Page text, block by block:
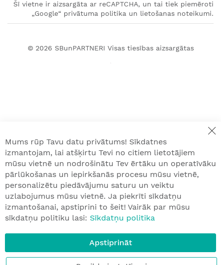
Šī vietne ir aizsargāta ar reCAPTCHA, un tai tiek piemēroti
„Google“ privātuma politika un lietošanas noteikumi.
© 2026 SBunPARTNERI Visas tiesības aizsargātas
Mums rūp Tavu datu privātums! Sīkdatnes
izmantojam, lai atšķirtu Tevi no citiem lietotājiem
mūsu vietnē un nodrošinātu Tev ērtāku un operatīvāku
pārlūkošanas un iepirkšanās procesu mūsu vietnē,
personalizētu piedāvājumu saturu un veiktu
uzlabojumus mūsu vietnē. Ja piekrīti sīkdatņu
izmantošanai, apstiprini to šeit! Vairāk par mūsu
sīkdatņu politiku lasi: Sīkdatņu politika
Apstiprināt